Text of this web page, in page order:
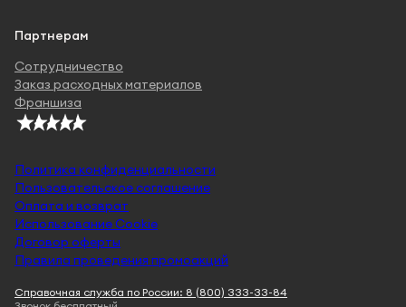
Партнерам
Сотрудничество
Заказ расходных материалов
Франшиза
Политика конфиденциальности
Пользовательское соглашение
Оплата и возврат
Использование Cookie
Договор оферты
Правила проведения промоакций
Справочная служба по России: 8 (800) 333-33-84